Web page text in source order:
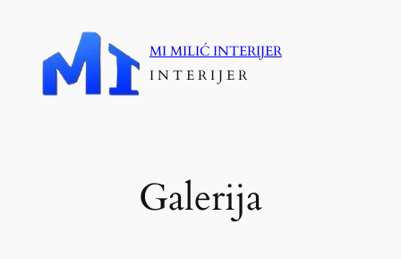
sadržaja
MI MILIĆ INTERIJER
I N T E R I J E R
Galerija